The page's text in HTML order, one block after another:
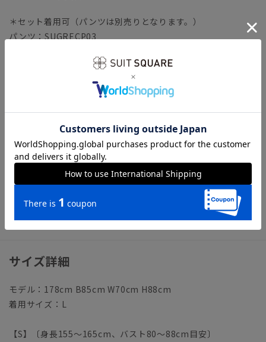
＊セット着用可（パンツは別売りとなります。）
パンツ：SUGRECP03
【仕様】クルーネック／半袖／腰ポケット×2
【洗濯表示】洗濯機可（ネット使用・弱水流）
一般医療機器
販売名「すごシリーズ リカバリーウェア」
医療機器製造販売届出番号
13B1X10360000069
※お届けする商品のパッケージに記載のサイズ展開は「S～
3L」と印字しておりますが、当サイトでは「S～LL」のみの取
サイズ詳細
モデル：178cm B85cm W70cm H88cm
着用サイズ：L
【S】〔身長155～165cm、バスト80～88cm目安〕